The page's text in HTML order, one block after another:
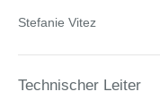
Stefanie Vitez
Technischer Leiter